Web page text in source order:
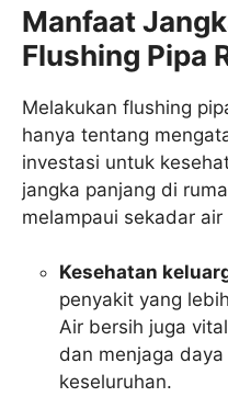
Manfaat
Flushing Pipa
Melakukan flushing
hanya tentang
investasi untuk
jangka panjang di
melampaui sekadar
Kesehatan
penyakit yang
Air bersih juga
dan menjaga
keseluruhan.